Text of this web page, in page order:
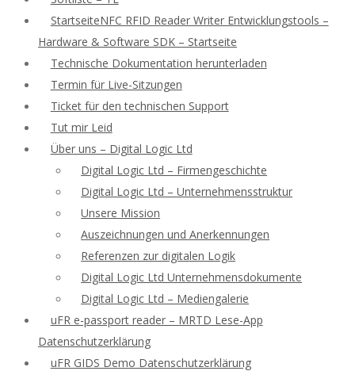
StartseiteNFC RFID Reader Writer Entwicklungstools –
Hardware & Software SDK – Startseite
Technische Dokumentation herunterladen
Termin für Live-Sitzungen
Ticket für den technischen Support
Tut mir Leid
Über uns – Digital Logic Ltd
Digital Logic Ltd – Firmengeschichte
Digital Logic Ltd – Unternehmensstruktur
Unsere Mission
Auszeichnungen und Anerkennungen
Referenzen zur digitalen Logik
Digital Logic Ltd Unternehmensdokumente
Digital Logic Ltd – Mediengalerie
uFR e-passport reader – MRTD Lese-App
Datenschutzerklärung
uFR GIDS Demo Datenschutzerklärung